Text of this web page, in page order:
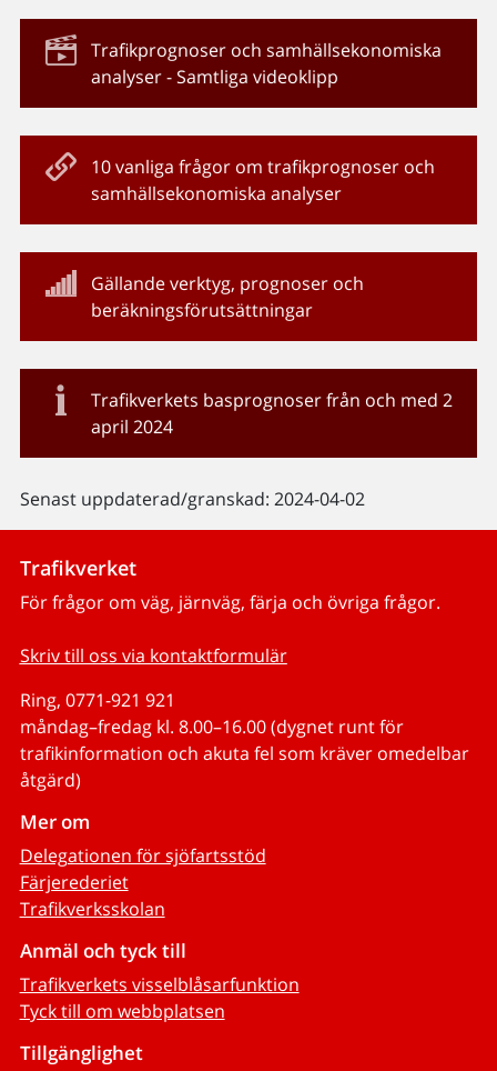
Trafikprognoser och samhällsekonomiska
analyser - Samtliga videoklipp
10 vanliga frågor om trafikprognoser och
samhällsekonomiska analyser
Gällande verktyg, prognoser och
beräkningsförutsättningar
Trafikverkets basprognoser från och med 2
april 2024
Senast uppdaterad/granskad: 2024-04-02
Trafikverket
För frågor om väg, järnväg, färja och övriga frågor.
Skriv till oss via kontaktformulär
Ring, 0771-921 921
måndag–fredag kl. 8.00–16.00 (dygnet runt för
trafikinformation och akuta fel som kräver omedelbar
åtgärd)
Mer om
Delegationen för sjöfartsstöd
Färjerederiet
Trafikverksskolan
Anmäl och tyck till
Trafikverkets visselblåsarfunktion
Tyck till om webbplatsen
Tillgänglighet